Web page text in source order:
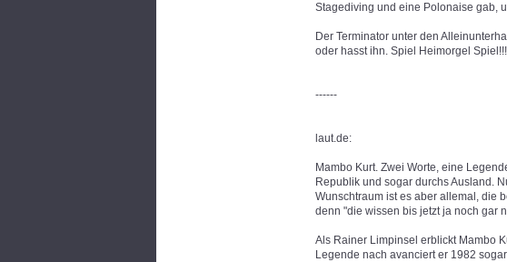
Stagediving und eine Polonaise gab,
Der Terminator unter den
oder hasst ihn. Spiel Heimorgel Spiel!!!
------
laut.de:
Mambo Kurt. Zwei Worte, eine
Republik und sogar durchs Ausland.
Wunschtraum ist es aber allemal, die
denn "die wissen bis jetzt ja noch gar
Als Rainer Limpinsel erblickt Mambo
Legende nach avanciert er 1982